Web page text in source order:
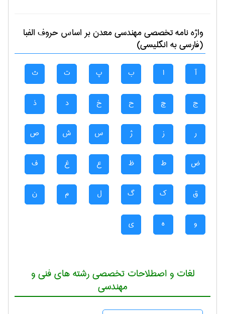
واژه نامه تخصصیمهندسی معدنبر اساس حروف الفبا
(فارسی به انگلیسی)
آ ا ب پ ت ث
ج چ ح خ د ذ
ر ز ژ س ش ص
ض ط ظ ع غ ف
ق ک گ ل م ن
و ه ی
لغات و اصطلاحات تخصصی رشته های فنی و
مهندسی